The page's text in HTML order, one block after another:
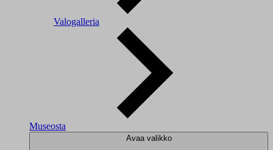
Valogalleria
Museosta
Avaa valikko